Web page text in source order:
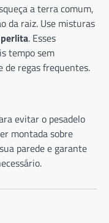
a terra comum,
da raiz. Use misturas
. Esses
tempo sem
de regas frequentes.
evitar o pesadelo
montada sobre
parede e garante